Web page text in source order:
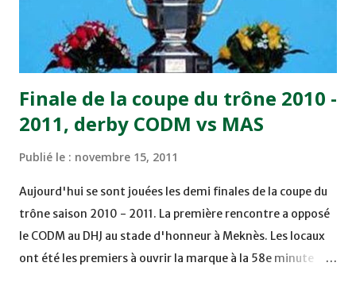
remporté trois précieux points sur la pelouse du complexe
Moulay Abdallah face aux FAR grâce à un but marqué par
Abdeladim Khadrouf à la 61e...
Finale de la coupe du trône 2010 -
2011, derby CODM vs MAS
Publié le : novembre 15, 2011
Aujourd'hui se sont jouées les demi finales de la coupe du
trône saison 2010 - 2011. La première rencontre a opposé
le CODM au DHJ au stade d'honneur à Meknès. Les locaux
ont été les premiers à ouvrir la marque à la 58e minute